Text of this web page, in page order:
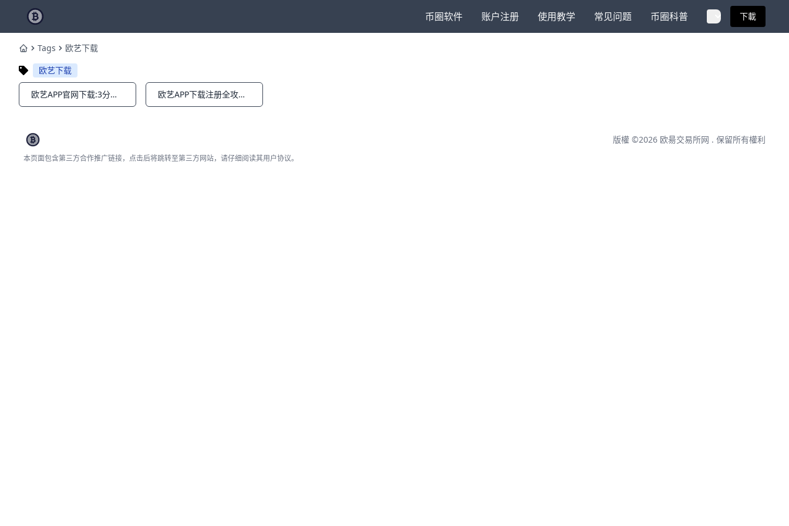
币圈软件 账户注册 使用教学 常见问题 币圈科普 下載
HomeTags
欧艺下载
欧艺下载
Notifications 欧艺APP官网下载:3分钟速安装最新版! Notifications 欧艺APP下载注册全攻略：新手5分钟入金交易BTC暴富！
版權 ©2026 欧昜交易所网 . 保留所有權利
本页面包含第三方合作推广链接，点击后将跳转至第三方网站，请仔细阅读其用户协议。